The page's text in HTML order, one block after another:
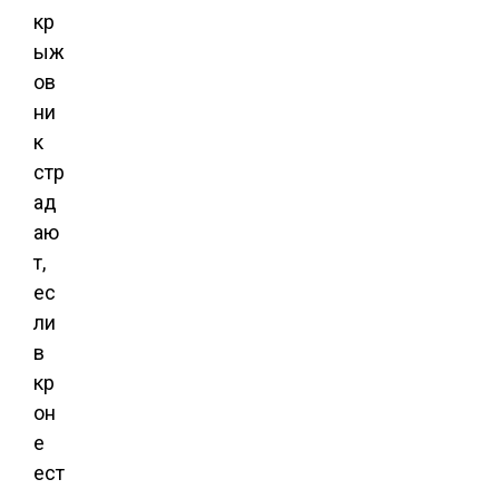
кр
ыж
ов
ни
к
стр
ад
аю
т,
ес
ли
в
кр
он
е
ест